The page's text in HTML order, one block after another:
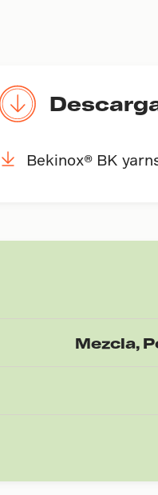
Bekinox® BK
Mezcla,